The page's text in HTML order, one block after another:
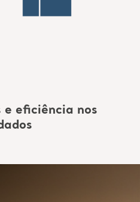
e eficiência nos